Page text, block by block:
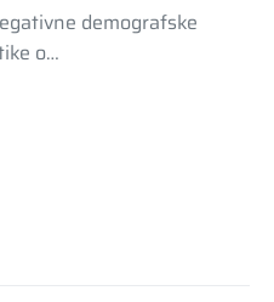
demografske
o…